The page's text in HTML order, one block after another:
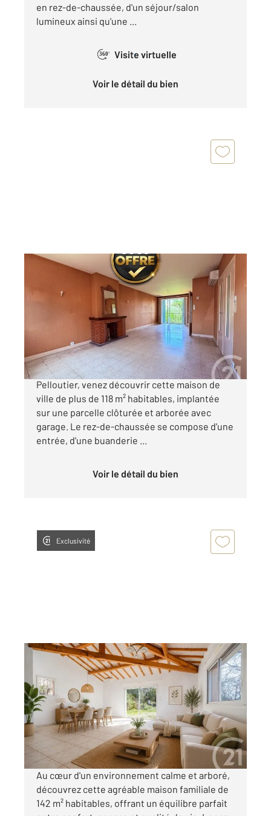
en rez-de-chaussée, d'un séjour/salon
lumineux ainsi qu'une ...
360° Visite virtuelle
Voir le détail du bien
Ref : 2206
Maison à vendre
234 000 €
Dans le secteur recherché de la Place Fernand
Pelloutier, venez découvrir cette maison de
ville de plus de 118 m² habitables, implantée
sur une parcelle clôturée et arborée avec
garage. Le rez-de-chaussée se compose d'une
entrée, d'une buanderie ...
Voir le détail du bien
Exclusivité
ALBI 81
, 6 pièces
Ref : 1970
Maison à vendre
299 000 €
Visiter le site dédié
Au cœur d'un environnement calme et arboré,
découvrez cette agréable maison familiale de
142 m² habitables, offrant un équilibre parfait